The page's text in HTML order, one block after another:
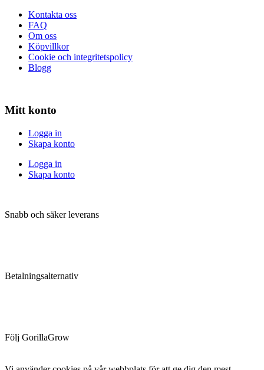
Kontakta oss
FAQ
Om oss
Köpvillkor
Cookie och integritetspolicy
Blogg
Mitt konto
Logga in
Skapa konto
Logga in
Skapa konto
Snabb och säker leverans
Betalningsalternativ
Följ GorillaGrow